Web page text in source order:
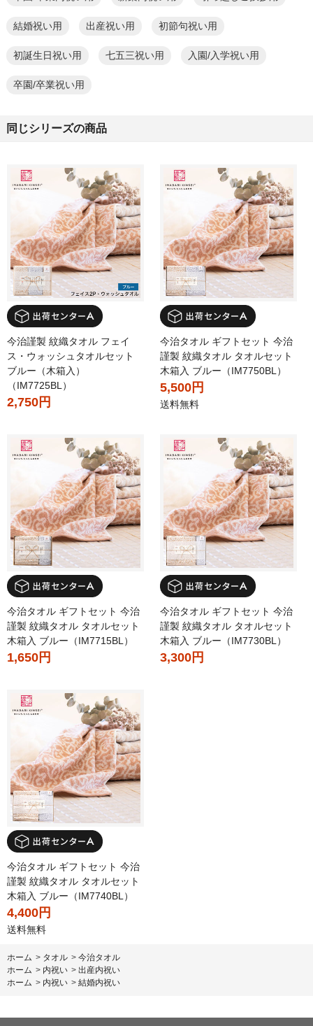
結婚祝い用 出産祝い用 初節句祝い用
初誕生日祝い用 七五三祝い用 入園/入学祝い用
卒園/卒業祝い用
同じシリーズの商品
今治謹製 紋織タオル フェイ
ス・ウォッシュタオルセット
ブルー（木箱入）
（IM7725BL）
2,750円
今治タオル ギフトセット 今治
謹製 紋織タオル タオルセット
木箱入 ブルー（IM7750BL）
5,500円
送料無料
今治タオル ギフトセット 今治
謹製 紋織タオル タオルセット
木箱入 ブルー（IM7715BL）
1,650円
今治タオル ギフトセット 今治
謹製 紋織タオル タオルセット
木箱入 ブルー（IM7730BL）
3,300円
今治タオル ギフトセット 今治
謹製 紋織タオル タオルセット
木箱入 ブルー（IM7740BL）
4,400円
送料無料
ホーム > タオル > 今治タオル
ホーム > 内祝い > 出産内祝い
ホーム > 内祝い > 結婚内祝い